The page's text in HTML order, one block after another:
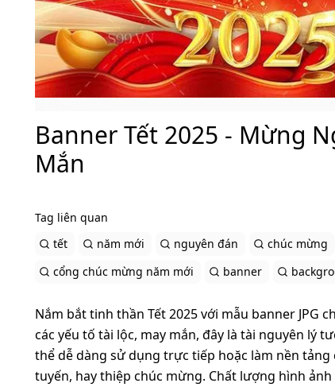
Banner Tết 2025 - Mừng
Mắn
Tag liên quan
tết
năm mới nguyên đán chúc mừng
cổng chúc mừng năm mới
banner
Nắm bắt tinh thần Tết 2025 với mẫu banner JPG
các yếu tố tài lộc, may mắn, đây là tài nguyên lý
thể dễ dàng sử dụng trực tiếp hoặc làm nền
tuyến, hay thiệp chúc mừng. Chất lượng hình